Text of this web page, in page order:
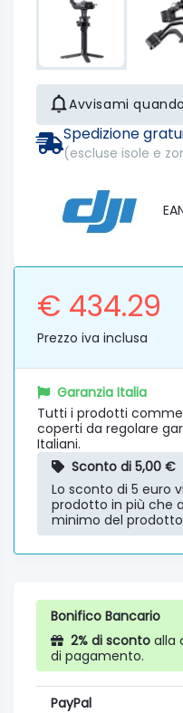
Avvisami
Spedizione
(escluse isole e
€ 434.29
Prezzo iva inclusa
Garanzia Italia
Tutti i prodotti
coperti da regolare
Italiani.
Sconto di 5,00 €
Lo sconto di 5 euro
prodotto in più che
minimo del
Bonifico Bancario
2% di sconto alla
di pagamento.
PayPal